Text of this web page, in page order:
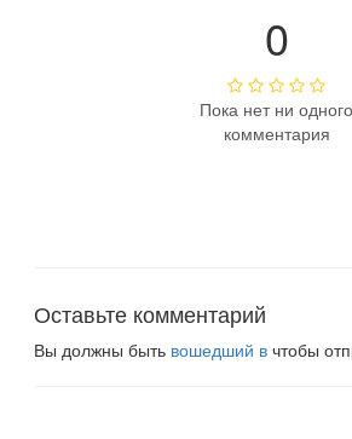
0
Пока нет ни одного
комментария
Оставьте комментарий
Вы должны быть вошедший в чтобы